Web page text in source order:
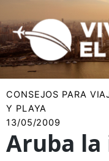
al
contenido
CONSEJOS PARA
Y PLAYA
13/05/2009
Aruba la